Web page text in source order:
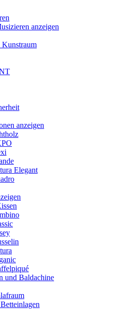
anzeigen
anzeigen
Elegant
und Baldachine